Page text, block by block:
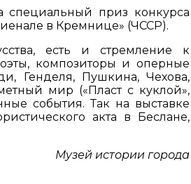
специальный приз конкурса
в Кремнице» (ЧССР).
есть и стремление к
композиторы и оперные
Генделя, Пушкина, Чехова,
мир («Пласт с куклой»,
события. Так на выставке
акта в Беслане,
Музей истории города